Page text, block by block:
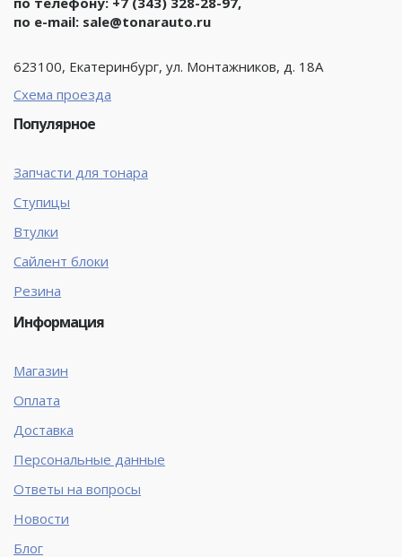
по e-mail: sale@tonarauto.ru
623100, Екатеринбург, ул. Монтажников, д. 18А
Схема проезда
Популярное
Запчасти для тонара
Ступицы
Втулки
Сайлент блоки
Резина
Информация
Магазин
Оплата
Доставка
Персональные данные
Ответы на вопросы
Новости
Блог